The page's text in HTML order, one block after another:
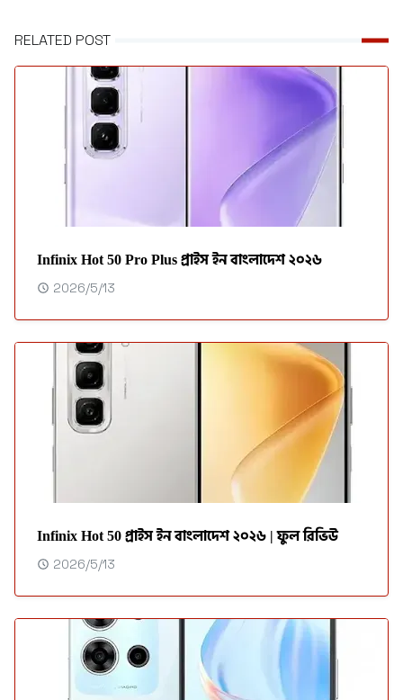
RELATED POST
Infinix Hot 50 Pro Plus প্রাইস ইন বাংলাদেশ ২০২৬
2026/5/13
Infinix Hot 50 প্রাইস ইন বাংলাদেশ ২০২৬ | ফুল রিভিউ
2026/5/13